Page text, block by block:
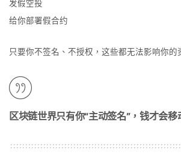
发假空投
给你部署假合约
只要你不签名、不授权，这些都无法影响你的
区块链世界只有你“主动签名”，钱才会移